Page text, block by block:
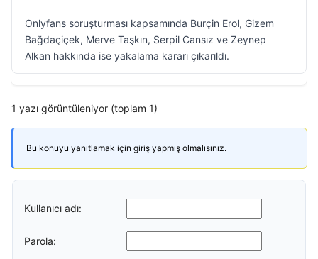
Onlyfans soruşturması kapsamında Burçin Erol, Gizem
Bağdaçiçek, Merve Taşkın, Serpil Cansız ve Zeynep
Alkan hakkında ise yakalama kararı çıkarıldı.
1 yazı görüntüleniyor (toplam 1)
Bu konuyu yanıtlamak için giriş yapmış olmalısınız.
Kullanıcı adı:
Parola: